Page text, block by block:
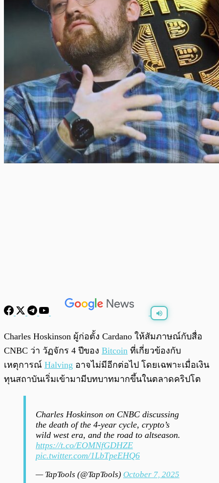
/0:00
Charles Hoskinson ผู้ก่อตั้ง Cardano ให้สัมภาษณ์กับสื่อ
CNBC ว่า วัฏจักร 4 ปีของ Bitcoin ที่เกี่ยวข้องกับ
เหตุการณ์ Halving อาจไม่มีอีกต่อไป โดยเฉพาะเมื่อเงิน
ทุนสถาบันเริ่มเข้ามามีบทบาทมากขึ้นในตลาดคริปโต
Charles Hoskinson on CNBC discussing
the death of the 4-year cycle, crypto’s
wild west era, and the road to altseason.
https://t.co/EOMNfGDHZE
pic.twitter.com/1LbTpeEHQ6
— TapTools (@TapTools) October 7, 2025